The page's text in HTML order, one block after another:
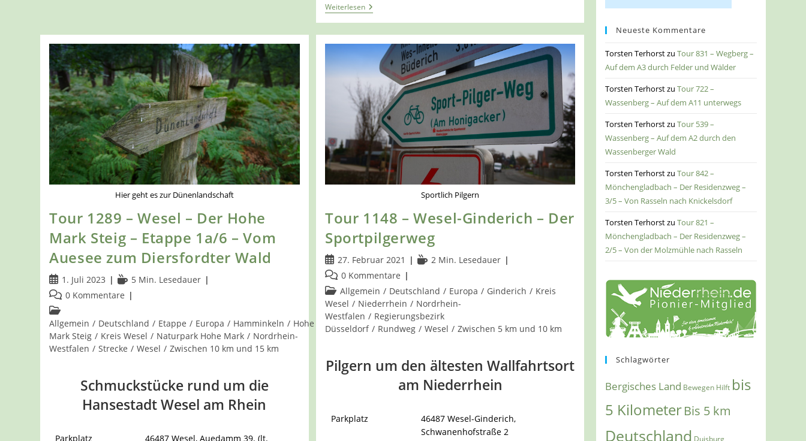
Mark
Steig
–
Etappe
2a/6
–
Von
Der
Bärenschleuse
Zur
Stiftung
Lühlerheim
WeiterlesenTour
1290
–
Hamminkeln
–
Der
Hohe
Mark
Steig
–
Etappe
1B/6
–
Vom
Diersfordter
Wald
Zur
Bärenschleuse
Hier geht es zur Dünenlandschaft
Tour 1289 – Wesel – Der Hohe
Mark Steig – Etappe 1a/6 – Vom
Auesee zum Diersfordter Wald
Beitrag
veröffentlicht:
1. Juli 2023 Lesedauer:
5 Min. Lesedauer
Beitrags-
Kommentare:
0 Kommentare
Beitrags-
Kategorie:
Allgemein / Deutschland / Etappe / Europa / Hamminkeln / Hohe
Mark Steig / Kreis Wesel / Naturpark Hohe Mark / Nordrhein-
Westfalen / Strecke / Wesel / Zwischen 10 km und 15 km
Schmuckstücke rund um die
Hansestadt Wesel am Rhein
Parkplatz 46487 Wesel, Auedamm 39. (lt.
Sportlich Pilgern
Tour 1148 – Wesel-Ginderich – Der
Sportpilgerweg
Beitrag
veröffentlicht:
27. Februar 2021 Lesedauer:
2 Min. Lesedauer
Beitrags-
Kommentare:
0 Kommentare
Beitrags-
Kategorie:
Allgemein / Deutschland / Europa / Ginderich / Kreis
Wesel / Niederrhein / Nordrhein-
Westfalen / Regierungsbezirk
Düsseldorf / Rundweg / Wesel / Zwischen 5 km und 10 km
Pilgern um den ältesten Wallfahrtsort
am Niederrhein
Parkplatz
46487 Wesel-Ginderich,
Schwanenhofstraße 2
Neueste Kommentare
Torsten TerhorstzuTour 831 – Wegberg –
Auf dem A3 durch Felder und Wälder
Torsten TerhorstzuTour 722 –
Wassenberg – Auf dem A11 unterwegs
Torsten TerhorstzuTour 539 –
Wassenberg – Auf dem A2 durch den
Wassenberger Wald
Torsten TerhorstzuTour 842 –
Mönchengladbach – Der Residenzweg –
3/5 – Von Rasseln nach Knickelsdorf
Torsten TerhorstzuTour 821 –
Mönchengladbach – Der Residenzweg –
2/5 – Von der Molzmühle nach Rasseln
Schlagwörter
Bergisches Land Bewegen Hilft bis
5 KilometerBis 5 km
Deutschland Duisburg